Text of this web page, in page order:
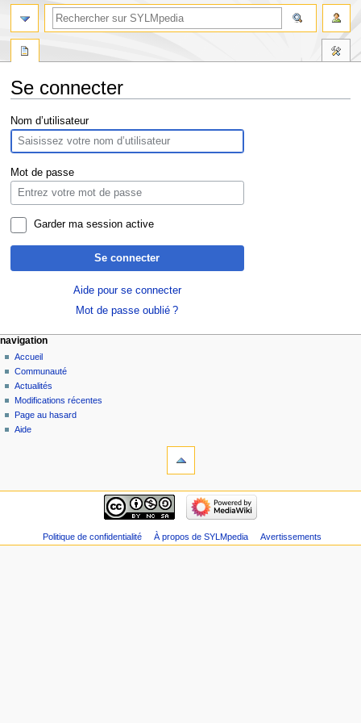
Se connecter
Aller
à
la
navigation
Aller
à
la
recherche
Nom d’utilisateur
Mot de passe
Garder ma session active
Se connecter
Aide pour se connecter
Mot de passe oublié ?
navigation
Accueil
Communauté
Actualités
Modifications récentes
Page au hasard
Aide
Politique de confidentialité À propos de SYLMpedia Avertissements